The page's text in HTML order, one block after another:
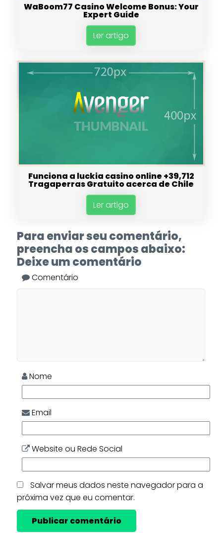
WaBoom77 Casino Welcome Bonus: Your
Expert Guide
Ler artigo
Funciona a luckia casino online +39,712
Tragaperras Gratuito acerca de Chile
Ler artigo
Para enviar seu comentário,
preencha os campos abaixo:
Deixe um comentário
Comentário
Nome
Email
Website ou Rede Social
Salvar meus dados neste navegador para a
próxima vez que eu comentar.